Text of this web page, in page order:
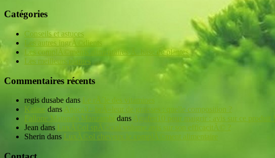
Catégories
Conseils et astuces
Les autres ingrÃ©dients
Les complÃ©ments alimentaires Ã base de plantes
Les meilleurs plantes
Commentaires récents
regis dusabe dans Le rÃ´le des vitamines
Kaline dans Anaca3+ brÃ»leur de graisses : quelle composition ?
Fallone Matondo Manzambi dans Agufen10 pour maigrir : avis sur ce produit !
Jean dans LuxÃ©ol spÃ©cial volume avis sur son efficacitÃ© ?
Sherin dans LuxÃ©ol cheveux le complÃ©ment alimentaire